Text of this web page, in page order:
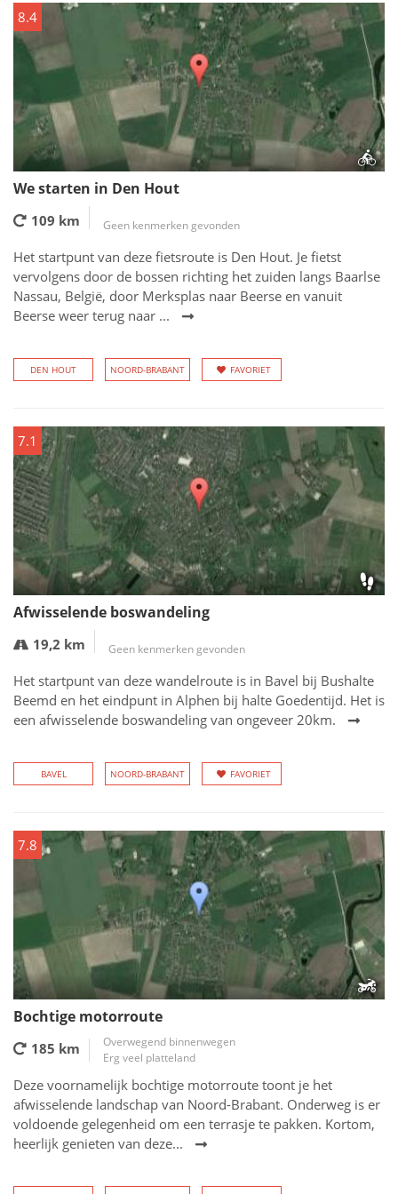
8.4
We starten in Den Hout
109 km Geen kenmerken gevonden
Het startpunt van deze fietsroute is Den Hout. Je fietst
vervolgens door de bossen richting het zuiden langs Baarlse
Nassau, België, door Merksplas naar Beerse en vanuit
Beerse weer terug naar ...
DEN HOUT NOORD-BRABANT FAVORIET
7.1
Afwisselende boswandeling
19,2 km Geen kenmerken gevonden
Het startpunt van deze wandelroute is in Bavel bij Bushalte
Beemd en het eindpunt in Alphen bij halte Goedentijd. Het is
een afwisselende boswandeling van ongeveer 20km.
BAVEL NOORD-BRABANT FAVORIET
7.8
Bochtige motorroute
185 km
Overwegend binnenwegen
Erg veel platteland
Deze voornamelijk bochtige motorroute toont je het
afwisselende landschap van Noord-Brabant. Onderweg is er
voldoende gelegenheid om een terrasje te pakken. Kortom,
heerlijk genieten van deze...